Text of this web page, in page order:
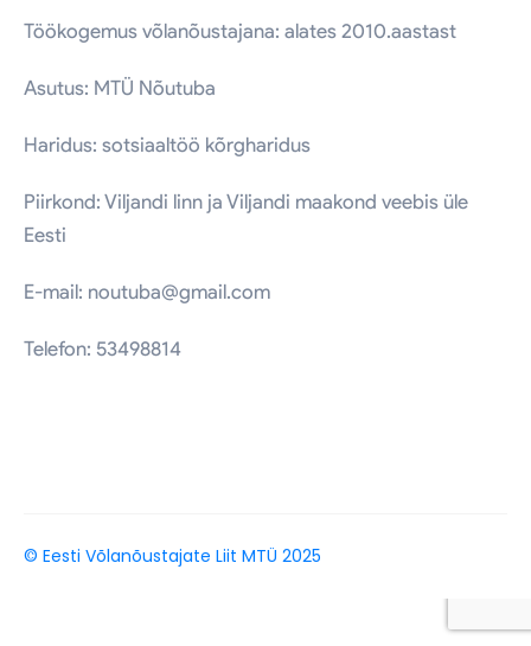
Töökogemus võlanõustajana: alates 2010.aastast
Asutus: MTÜ Nõutuba
Haridus: sotsiaaltöö kõrgharidus
Piirkond: Viljandi linn ja Viljandi maakond veebis üle
Eesti
E-mail: noutuba@gmail.com
Telefon: 53498814
© Eesti Võlanõustajate Liit MTÜ 2025